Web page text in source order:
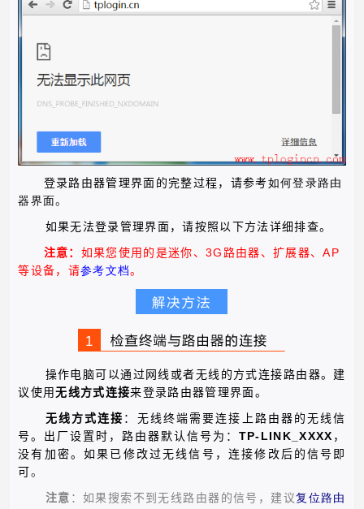
登录路由器管理界面的完整过程，请参考如何登录路由
器界面。
如果无法登录管理界面，请按照以下方法详细排查。
注意： 如果您使用的是迷你、 3G 路由器、扩展器、AP
等设备，请参考文档。
操作电脑可以通过网线或者无线的方式连接路由器。建
议使用无线方式连接来登录路由器管理界面。
无线方式连接 ：无线终端需要连接上路由器的无线信
号。出厂设置时，路由器默认信号为： TP-LINK_XXXX ，
没有加密。如果已修改过无线信号，连接修改后的信号即
可 。
注意 ：如果搜索不到无线路由器的信号，建议复位路由